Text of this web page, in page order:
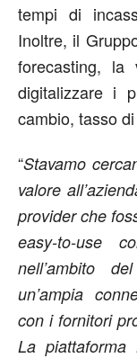
tempi di
Inoltre, il
forecasting, la
digitalizzare i
cambio, tasso
“Stavamo
valore
provider che
easy-to-use
nell’ambito
un’ampia
con i fornitori
La piattaforma